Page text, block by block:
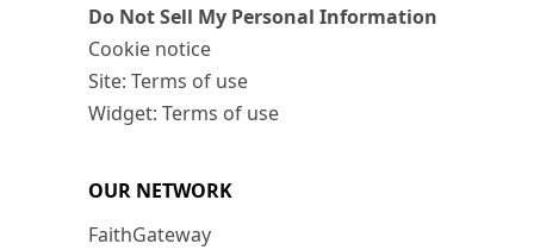
Do Not Sell My Personal Information
Cookie notice
Site: Terms of use
Widget: Terms of use
OUR NETWORK
FaithGateway